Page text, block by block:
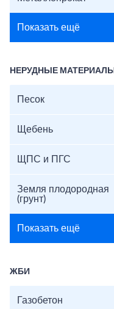
Показать ещё
НЕРУДНЫЕ МАТЕРИАЛЫ
Песок
Щебень
ЩПС и ПГС
Земля плодородная
(грунт)
Показать ещё
ЖБИ
Газобетон